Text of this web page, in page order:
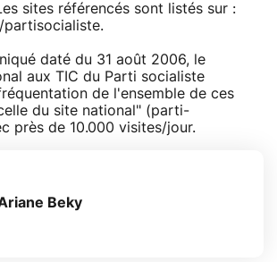
sites référencés sont listés sur :
daté du 31 août 2006, le
aux TIC du Parti socialiste
de l'ensemble de ces
du site national" (parti-
près de 10.000 visites/jour.
Beky